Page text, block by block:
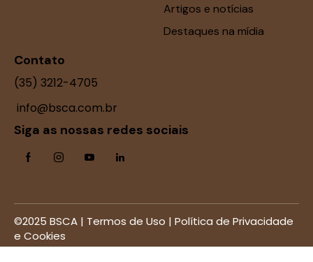
Artigos e notícias
Destaques na mídia
Contato
(35) 3212-4705
info@bsca.com.br
Siga as nossas redes sociais
©2025 BSCA | Termos de Uso | Política de Privacidade
e Cookies